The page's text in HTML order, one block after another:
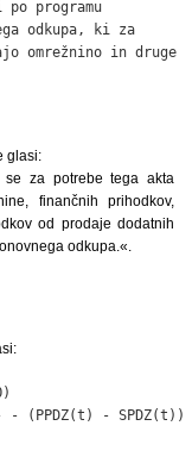
po programu
odkupa, ki za
omrežnino in druge
glasi:
se za potrebe tega akta
finančnih prihodkov,
od prodaje dodatnih
odkupa.«.
- SPDZ(t))